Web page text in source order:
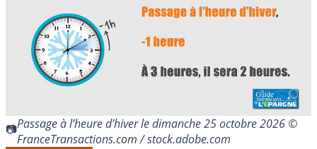
Passage à l’heure d’hiver le dimanche 25 octobre 2026 ©
FranceTransactions.com / stock.adobe.com